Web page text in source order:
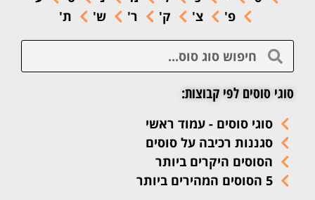
פ'
צ' ק' ר' ש' ת'
סוגי סוסים לפי קבוצות:
סוגי סוסים - עמוד ראשי
סגננות רכיבה על סוסים
הסוסים היקרים ביותר
5 הסוסים המהירים ביותר